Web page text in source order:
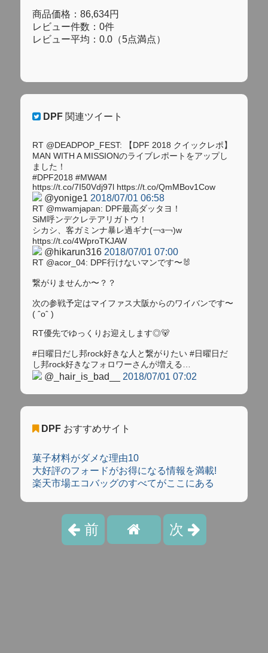
商品価格：86,634円
レビュー件数：0件
レビュー平均：0.0（5点満点）
DPF関連ツイート
RT @DEADPOP_FEST: 【DPF 2018 クイックレポ】
MAN WITH A MISSIONのライブレポートをアップし
ました！
#DPF2018 #MWAM
https://t.co/7I50Vdj97l https://t.co/QmMBov1Cow
@yonige1 2018/07/01 06:58
RT @mwamjapan: DPF最高ダッタヨ！
SiM呼ンデクレテアリガトウ！
シカシ、客ガミンナ暴レ過ギナ(￢з￢)w
https://t.co/4WproTKJAW
@hikarun316 2018/07/01 07:00
RT @acor_04: DPF行けないマンです〜🐰
繋がりませんか〜？？
次の参戦予定はマイファス大阪からのワイバンです〜
( ˆoˆ )
RT優先でゆっくりお迎えします◎🐻
#日曜日だし邦rock好きな人と繋がりたい #日曜日だ
し邦rock好きなフォロワーさんが増える…
@_hair_is_bad__ 2018/07/01 07:02
DPFおすすめサイト
菓子材料がダメな理由10
大好評のフォードがお得になる情報を満載!
楽天市場エコバッグのすべてがここにある
前 次